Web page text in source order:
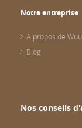
Notre entreprise
A propos de
Blog
Nos conseils